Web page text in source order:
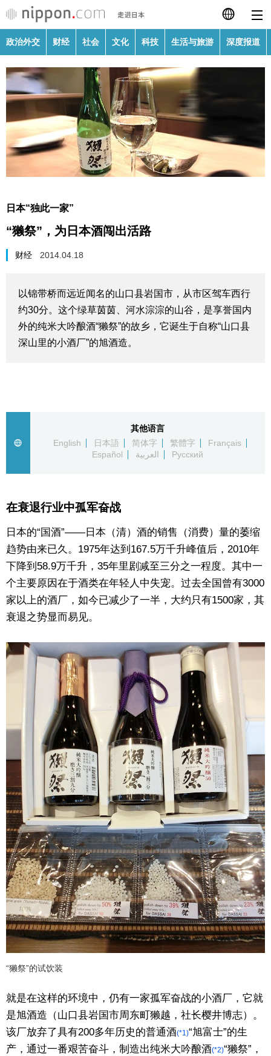
日本語
English
繁體字
Français
Español
政治外交
财经
科技
生活与旅游
深度报道
人物访谈
东京
编辑部通知
政治外交 财经 社会 文化 科技 生活与旅游 深度报道
日本“独此一家”
“獭祭”，为日本酒闯出活路
财经 2014.04.18
以锦带桥而远近闻名的山口县岩国市，从市区驾车西行
约30分。这个绿草茵茵、河水淙淙的山谷，是享誉国内
外的纯米大吟酿酒“獭祭”的故乡，它诞生于自称“山口县
深山里的小酒厂”的旭酒造。
其他语言
English
日本語 简体字 繁體字
Français
Español
العربية Русский
在衰退行业中孤军奋战
日本的“国酒”——日本（清）酒的销售（消费）量的萎缩
趋势由来已久。1975年达到167.5万千升峰值后，2010年
下降到58.9万千升，35年里剧减至三分之一程度。其中一
个主要原因在于酒类在年轻人中失宠。过去全国曾有3000
家以上的酒厂，如今已减少了一半，大约只有1500家，其
衰退之势显而易见。
“獭祭”的试饮装
就是在这样的环境中，仍有一家孤军奋战的小酒厂，它就
是旭酒造（山口县岩国市周东町獭越，社长樱井博志）。
该厂放弃了具有200多年历史的普通酒(*1)“旭富士”的生
产，通过一番艰苦奋斗，制造出纯米大吟酿酒(*2)“獭祭”，